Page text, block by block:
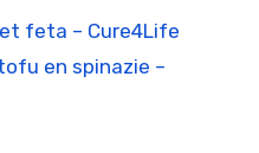
feta – Cure4Life
en spinazie –